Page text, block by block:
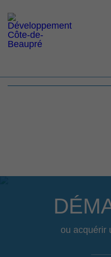
ACCUEIL
ou acquérir